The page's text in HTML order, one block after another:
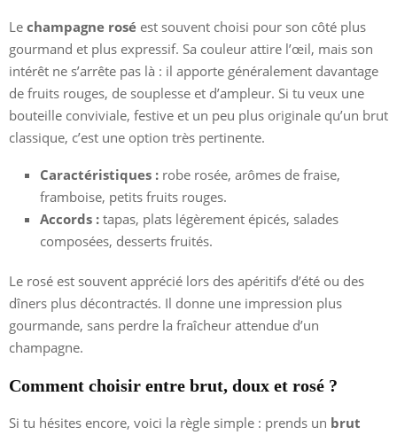
Le champagne rosé est souvent choisi pour son côté plus
gourmand et plus expressif. Sa couleur attire l’œil, mais son
intérêt ne s’arrête pas là : il apporte généralement davantage
de fruits rouges, de souplesse et d’ampleur. Si tu veux une
bouteille conviviale, festive et un peu plus originale qu’un brut
classique, c’est une option très pertinente.
Caractéristiques : robe rosée, arômes de fraise,
framboise, petits fruits rouges.
Accords : tapas, plats légèrement épicés, salades
composées, desserts fruités.
Le rosé est souvent apprécié lors des apéritifs d’été ou des
dîners plus décontractés. Il donne une impression plus
gourmande, sans perdre la fraîcheur attendue d’un
champagne.
Comment choisir entre brut, doux et rosé ?
Si tu hésites encore, voici la règle simple : prends un brut